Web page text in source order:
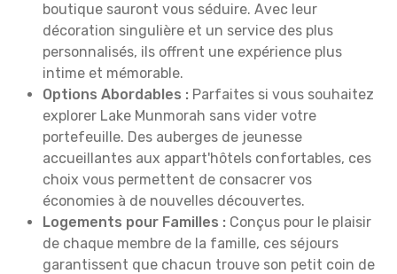
boutique sauront vous séduire. Avec leur
décoration singulière et un service des plus
personnalisés, ils offrent une expérience plus
intime et mémorable.
Options Abordables : Parfaites si vous souhaitez
explorer Lake Munmorah sans vider votre
portefeuille. Des auberges de jeunesse
accueillantes aux appart'hôtels confortables, ces
choix vous permettent de consacrer vos
économies à de nouvelles découvertes.
Logements pour Familles : Conçus pour le plaisir
de chaque membre de la famille, ces séjours
garantissent que chacun trouve son petit coin de